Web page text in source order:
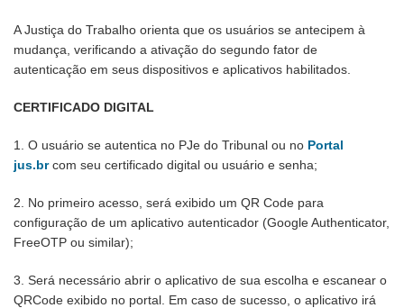
A Justiça do Trabalho orienta que os usuários se antecipem à
mudança, verificando a ativação do segundo fator de
autenticação em seus dispositivos e aplicativos habilitados.
CERTIFICADO DIGITAL
1. O usuário se autentica no PJe do Tribunal ou no Portal
jus.brcom seu certificado digital ou usuário e senha;
2. No primeiro acesso, será exibido um QR Code para
configuração de um aplicativo autenticador (Google Authenticator,
FreeOTP ou similar);
3. Será necessário abrir o aplicativo de sua escolha e escanear o
QRCode exibido no portal. Em caso de sucesso, o aplicativo irá